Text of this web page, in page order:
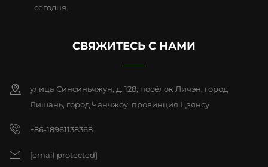
сегодня.
СВЯЖИТЕСЬ С НАМИ
улица Синсиньчжун, д. 128, посёлок Личэн, город
Лишань, город Чанчжоу, провинция Цзянсу
+86-18961138368
[email protected]